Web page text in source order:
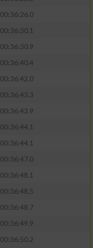
00:36:26.0
00:36:30.1
00:36:30.9
00:36:40.4
00:36:42.0
00:36:43.3
00:36:43.9
00:36:44.1
00:36:44.1
00:36:47.0
00:36:48.1
00:36:48.5
00:36:48.7
00:36:49.9
00:36:50.2